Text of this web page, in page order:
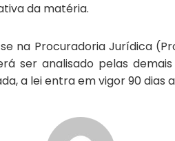
da matéria.
na Procuradoria Jurídica
ser analisado pelas
a, a lei entra em vigor 90 dias